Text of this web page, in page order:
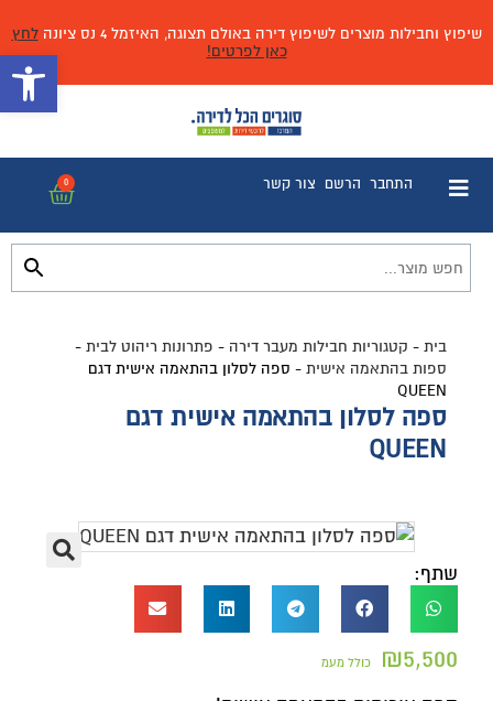
שיפוץ וחבילות מוצרים לשיפוץ דירה באולם תצוגה, האיזמל 4 נס ציונה
לחץ
כאן לפרטים!
התחבר הרשם צור קשר 0
בית - קטגוריות חבילות מעבר דירה - פתרונות ריהוט לבית -
ספות בהתאמה אישית - ספה לסלון בהתאמה אישית דגם
QUEEN
ספה לסלון בהתאמה אישית דגם
QUEEN
שתף:
₪5,500 כולל מעמ